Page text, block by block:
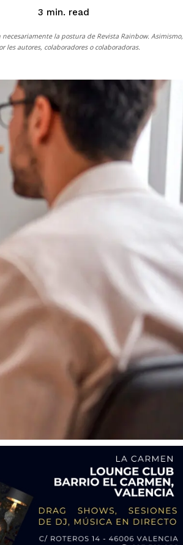
3 min. read
la postura de Revista Rainbow. Asimismo,
les autores, colaboradores o colaboradoras.